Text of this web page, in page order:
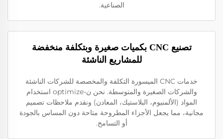
الصناعية.
تصنيع CNC بكميات صغيرة وبتكلفة منخفضة
للمشاريع الناشئة
خدمات CNC الميسورة التكلفة والمخصصة للشركات الناشئة
والشركات الصغيرة والمتوسطة. نحن ن-optimize استخدام
المواد (الألمنيوم، البلاستيك، المعادن) ونقدم ملاحظات تصميم
مجانية، مما يجعل الأجزاء المطروحة متاحة دون المساس بالجودة
أو التسامح.